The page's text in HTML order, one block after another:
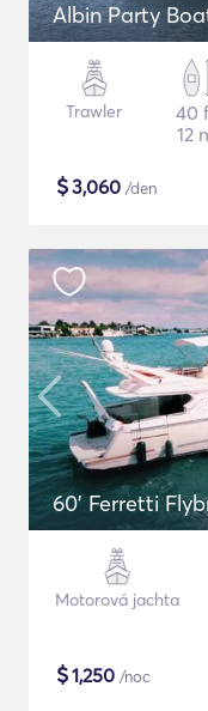
Albin Party
Trawler
40
12
$3,060 /den
60' Ferretti
Motorová jachta
$1,250 /noc